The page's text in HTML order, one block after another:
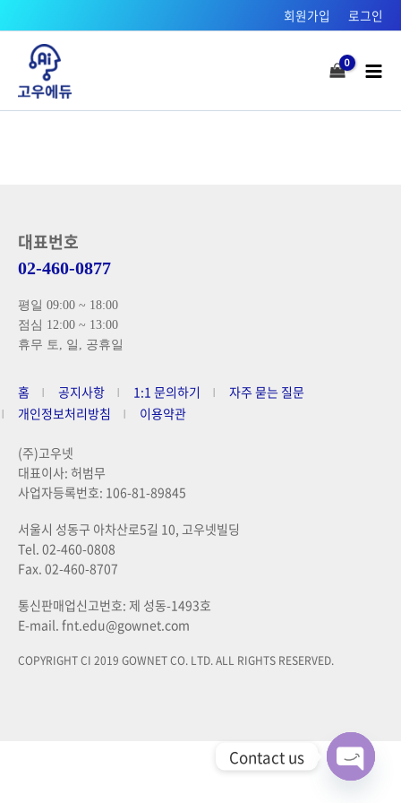
건너뛰기
회원가입 로그인
대표번호
02-460-0877
평일 09:00 ~ 18:00
점심 12:00 ~ 13:00
휴무 토, 일, 공휴일
홈 공지사항 1:1 문의하기
자주 묻는 질문
개인정보처리방침
이용약관
(주)고우넷
대표이사: 허범무
사업자등록번호: 106-81-89845
서울시 성동구 아차산로5길 10, 고우넷빌딩
Tel. 02-460-0808
Fax. 02-460-8707
통신판매업신고번호: 제 성동-1493호
E-mail. fnt.edu@gownet.com
COPYRIGHT CI 2019 GOWNET CO. LTD. ALL RIGHTS RESERVED.
Contact us
Open